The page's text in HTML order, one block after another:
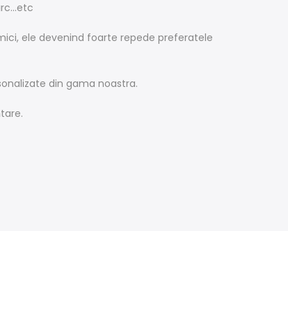
ele devenind foarte repede preferatele
din gama noastra.